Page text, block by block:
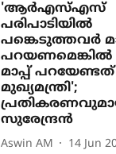
'ആർഎസ്എസ്
പരിപാടിയിൽ
പങ്കെടുത്തവർ
പറയണമെങ്കിൽ
മാപ്പ് പറയേണ്ടത്
മുഖ‍്യമന്ത്രി';
സുരേന്ദ്രൻ
Aswin AM 14 Jun